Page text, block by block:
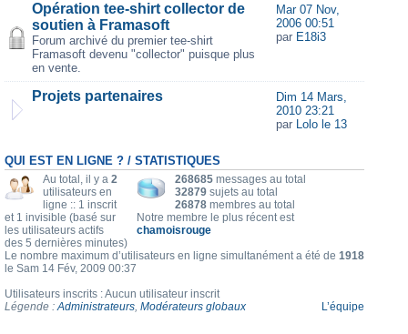
Opération tee-shirt collector de
soutien à Framasoft
Forum archivé du premier tee-shirt
Framasoft devenu "collector" puisque plus
en vente.
Mar 07 Nov,
2006 00:51
par E18i3
Projets partenaires
Dim 14 Mars,
2010 23:21
par Lolo le 13
QUI EST EN LIGNE ? / STATISTIQUES
268685 messages au total
32879 sujets au total
26878 membres au total
Notre membre le plus récent est
chamoisrouge
Au total, il y a 2
utilisateurs en
ligne :: 1 inscrit
et 1 invisible (basé sur
les utilisateurs actifs
des 5 dernières minutes)
Le nombre maximum d’utilisateurs en ligne simultanément a été de 1918
le Sam 14 Fév, 2009 00:37
Utilisateurs inscrits : Aucun utilisateur inscrit
Légende :Administrateurs, Modérateurs globaux L’équipe